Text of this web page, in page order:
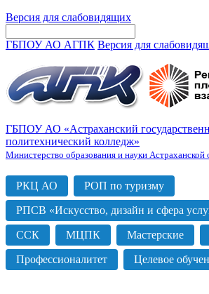
Версия для слабовидящих
ГБПОУ АО АГПК Версия для
ГБПОУ АО «Астраханский
политехнический колледж»
Министерство образования и науки Астраханской
РКЦ АО РОП по туризму
РПСВ «Искусство, дизайн и сфера
ССК МЦПК Мастерские
Профессионалитет Целевое